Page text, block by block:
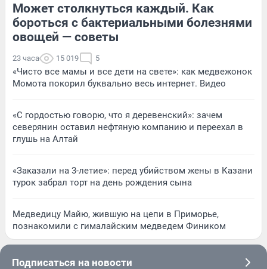
Может столкнуться каждый. Как
бороться с бактериальными болезнями
овощей — советы
23 часа 15 019 5
«Чисто все мамы и все дети на свете»: как медвежонок
Момота покорил буквально весь интернет. Видео
«С гордостью говорю, что я деревенский»: зачем
северянин оставил нефтяную компанию и переехал в
глушь на Алтай
«Заказали на 3-летие»: перед убийством жены в Казани
турок забрал торт на день рождения сына
Медведицу Майю, жившую на цепи в Приморье,
познакомили с гималайским медведем Фиником
Подписаться на новости